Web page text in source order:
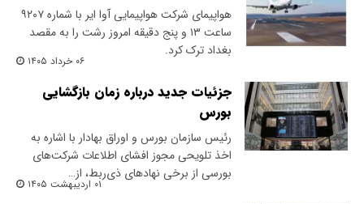
هواپیمای شرکت هواپیمایی آوا ایر با شماره ۹۲۰۷
ساعت ۱۳ و پنج دقیقه امروز رشت را به مقصد
بغداد ترک کرد.
۰۶ خرداد ۱۴۰۵
جزئیات جدید درباره زمان بازگشایی
بورس
رئیس سازمان بورس و اوراق بهادار با اشاره به
اخذ تلویحی مجوز افشای اطلاعات شرکت‌های
بورسی از برخی نهادهای ذی‌ربط، از…
۰۱ اردیبهشت ۱۴۰۵